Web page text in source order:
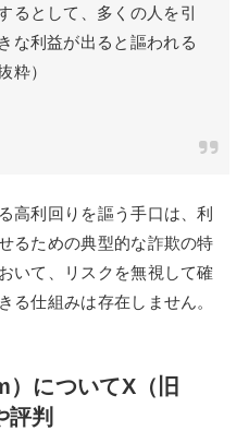
るとして、多くの人を引
な利益が出ると謳われる
粋）
高利回りを謳う手口は、利
るための典型的な詐欺の特
いて、リスクを無視して確
る仕組みは存在しません。
についてX（旧
判